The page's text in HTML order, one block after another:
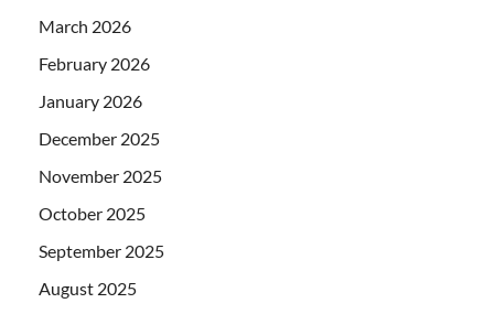
March 2026
February 2026
January 2026
December 2025
November 2025
October 2025
September 2025
August 2025